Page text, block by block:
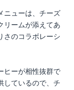
ニューは、チーズ
リームが添えてあ
さのコラボレーシ
ヒーが相性抜群で
しているので、チ